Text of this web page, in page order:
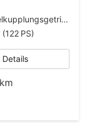
Doppelkupplungsgetriebe (DSG)
PS)
Details